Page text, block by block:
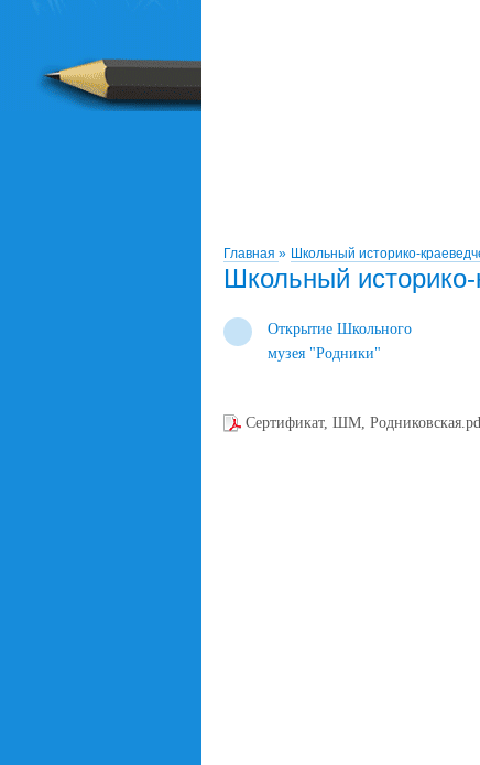
Главная » Школьный историко-
Школьный
Открытие Школьного
музея "Родники"
Сертификат, ШМ,